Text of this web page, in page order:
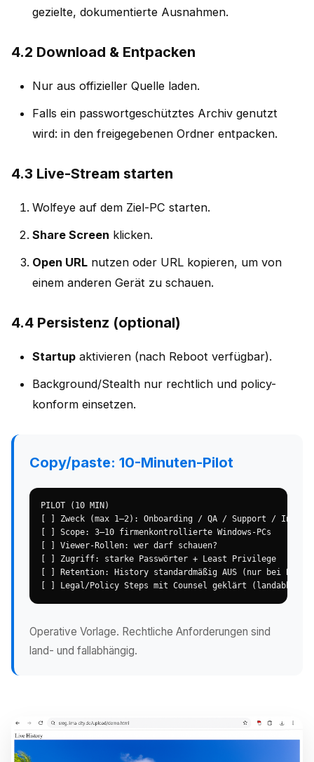
gezielte, dokumentierte Ausnahmen.
4.2 Download & Entpacken
Nur aus offizieller Quelle laden.
Falls ein passwortgeschütztes Archiv genutzt
wird: in den freigegebenen Ordner entpacken.
4.3 Live-Stream starten
Wolfeye auf dem Ziel-PC starten.
Share Screen klicken.
Open URL nutzen oder URL kopieren, um von
einem anderen Gerät zu schauen.
4.4 Persistenz (optional)
Startup aktivieren (nach Reboot verfügbar).
Background/Stealth nur rechtlich und policy-
konform einsetzen.
Copy/paste: 10-Minuten-Pilot
PILOT (10 MIN)
[ ] Zweck (max 1–2): Onboarding / QA / Support /
[ ] Scope: 3–10 firmenkontrollierte Windows-PCs
[ ] Viewer-Rollen: wer darf schauen?
[ ] Zugriff: starke Passwörter + Least Privilege
[ ] Retention: History standardmäßig AUS (nur bei
[ ] Legal/Policy Steps mit Counsel geklärt
Operative Vorlage. Rechtliche Anforderungen sind
land- und fallabhängig.